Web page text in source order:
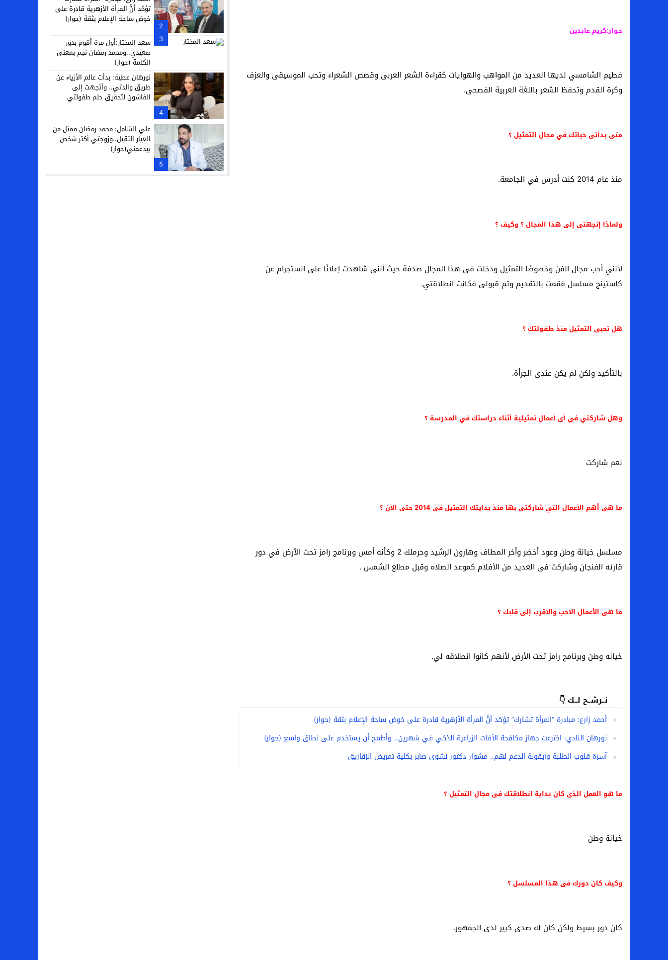
حوار:كريم عابدين
فطيم الشامسي لديها العديد من المواهب والهوايات كقراءة الشعر العربى وقصص الشعراء وتحب الموسيقى والعزف
وكرة القدم وتحفظ الشعر باللغة العربية الفصحى.
متى بدأتى حياتك في مجال التمثيل ؟
منذ عام 2014 كنت أدرس في الجامعة.
ولماذا إتجهتى إلى هذا المجال ؟ وكيف ؟
لأنني أحب مجال الفن وخصوصًا التمثيل ودخلت فى هذا المجال صدفة حيث أننى شاهدت إعلانًا على إنستجرام عن
كاستينج مسلسل فقمت بالتقديم وتم قبولى فكانت انطلاقتي.
هل تحبى التمثيل منذ طفولتك ؟
بالتأكيد ولكن لم يكن عندى الجرأة.
وهل شاركتي في أى أعمال تمثيلية أثناء دراستك في المدرسة ؟
نعم شاركت
ما هى أهم الأعمال التي شاركتى بها منذ بدايتك التمثيل فى 2014 حتى الأن ؟
مسلسل خيانة وطن وعود أخضر وأخر المطاف وهارون الرشيد وحرملك 2 وكأنه أمس وبرنامج رامز تحت الأرض في دور
قارئه الفنجان وشاركت فى العديد من الأفلام كموعد الصلاه وقبل مطلع الشمس .
ما هى الأعمال الاحب والاقرب إلى قلبك ؟
خيانه وطن وبرنامج رامز تحت الأرض لأنهم كانوا انطلاقه لي.
نــرشــح لــك 👇
أحمد زارع: مبادرة “المرأة تشارك” تؤكد أنَّ المرأة الأزهرية قادرة على خوض ساحة الإعلام بثقة (حوار)
نورهان النادي: اخترعت جهاز مكافحة الآفات الزراعية الذكي في شهرين.. وأطمح أن يستخدم على نطاق واسع (حوار)
آسرة قلوب الطلبة وأيقونة الدعم لهم.. مشوار دكتور نشوى صابر بكلية تمريض الزقازيق
ما هو العمل الذى كان بداية انطلاقتك فى مجال التمثيل ؟
خيانة وطن
وكيف كان دورك فى هذا المسلسل ؟
كان دور بسيط ولكن كان له صدى كبير لدى الجمهور.
2
تؤكد أنَّ المرأة الأزهرية قادرة على
خوض ساحة الإعلام بثقة (حوار)
3
سعد المختار:أول مرة أقوم بدور
صعيدي..ومحمد رمضان نجم بمعنى
الكلمة (حوار)
4
نورهان عطية: بدأت عالم الأزياء عن
طريق والدتي.. وأتجهت إلى
الفاشون لتحقيق حلم طفولتي
5
علي الشامل: محمد رمضان ممثل من
العيار الثقيل..وزوجتي أكتر شخص
بيدعمني(حوار)